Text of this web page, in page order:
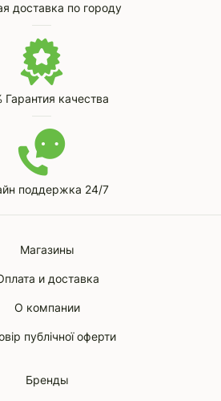
доставка по городу
Гарантия качества
поддержка 24/7
Магазины
и доставка
О компании
публічної оферти
Бренды